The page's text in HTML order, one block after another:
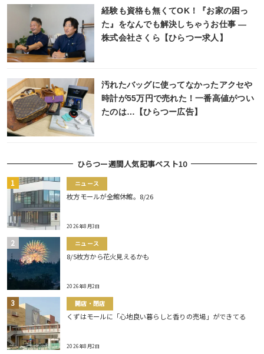
経験も資格も無くてOK！『お家の困っ
た』をなんでも解決しちゃうお仕事 ―
株式会社さくら【ひらつー求人】
汚れたバッグに使ってなかったアクセや
時計が55万円で売れた！一番高値がつい
たのは…【ひらつー広告】
ひらつー週間人気記事ベスト10
ニュース
枚方モールが全館休館。8/26
2026年8月3日
ニュース
8/5枚方から花火見えるかも
2026年8月2日
開店・閉店
くずはモールに「心地良い暮らしと香りの売場」ができてる
2026年8月2日